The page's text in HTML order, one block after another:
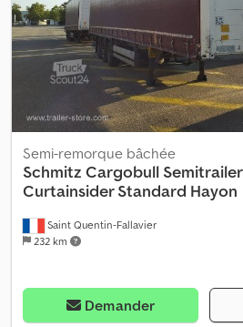
Saint Quentin-Fallavier
232 km
Semi-remorque bâchée
Schmitz Cargobull Semitrailer
Curtainsider Standard Hayon
Demander